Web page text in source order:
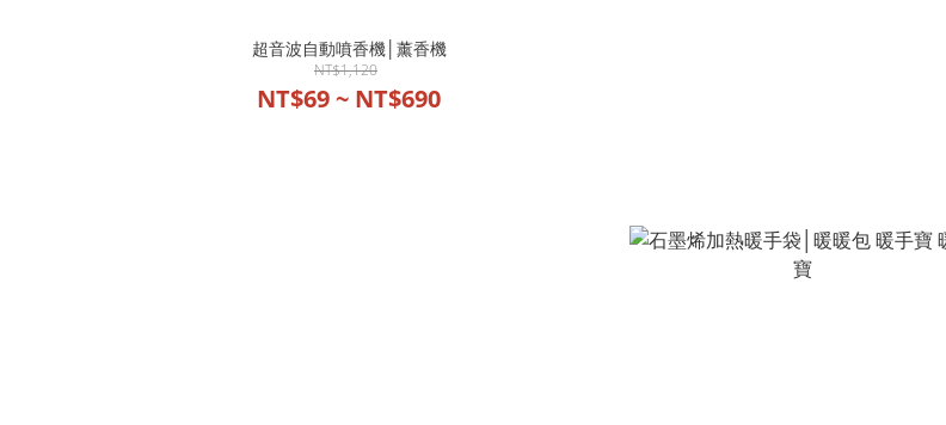
超音波自動噴香機│薰香機
NT$1,120
NT$69 ~ NT$690